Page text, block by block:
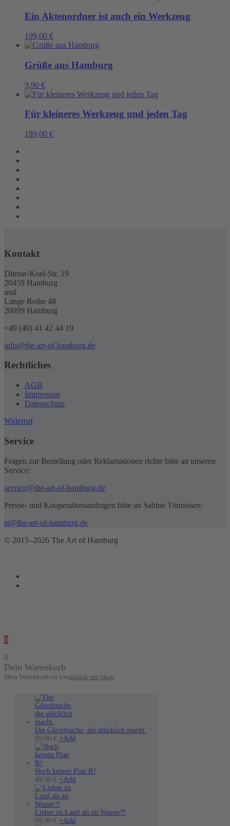
Ein Aktenordner ist auch ein Werkzeug
199,00 €
Grüße aus Hamburg
9,90 €
Für kleineres Werkzeug und jeden Tag
189,00 €
Kontakt
Ditmar-Koel-Str. 19
20459 Hamburg
und
Lange Reihe 48
20099 Hamburg
+49 (40) 41 42 44 19
info@the-art-of-hamburg.de
Rechtliches
AGB
Impressum
Datenschutz
Widerruf
Service
Fragen zur Bestellung oder Reklamationen richte bitte an unseren
Service:
service@the-art-of-hamburg.de
Presse- und Kooperationsanfragen bitte an Sabine Tönnissen:
st@the-art-of-hamburg.de
© 2015–2026 The Art of Hamburg
0
0
Dein Warenkorb
Dein Warenkorb ist leerzurück um Shop
Die Gürteltasche, die glücklich macht.
89,00 € +Add
Noch keinen Plan B?
49,90 € +Add
Lieber zu Land als zu Wasser?!
69,90 € +Add